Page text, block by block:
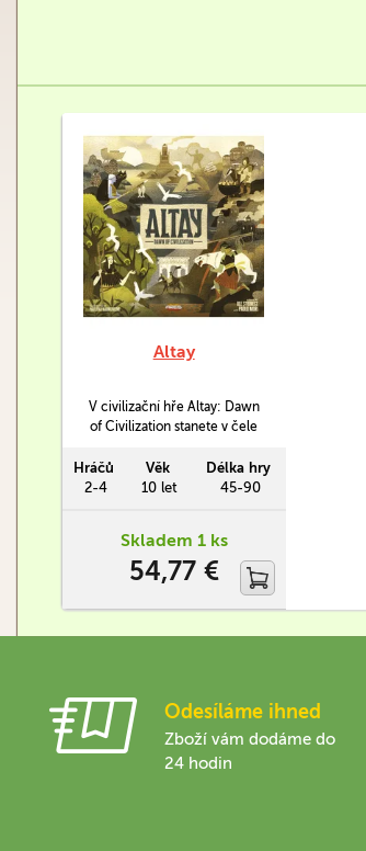
Altay
V civilizační hře Altay: Dawn
of Civilization stanete v čele
kteří musí čelit příchodu
nových osadníků, kteří
zbraně a bojové techniky a
zcela odlišný životní styl.
Přijmete nové osadníky a
Hráčů
2-4
Věk
10 let
Délka hry
45-90
Skladem 1 ks
54,77 €
Odesíláme ihned
Zboží vám dodáme do
24 hodin